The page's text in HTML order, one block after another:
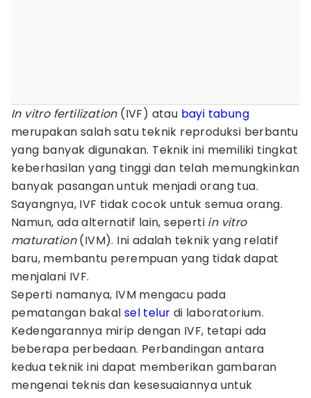
In vitro fertilization(IVF) atau bayi tabung
merupakan salah satu teknik reproduksi berbantu
yang banyak digunakan. Teknik ini memiliki tingkat
keberhasilan yang tinggi dan telah memungkinkan
banyak pasangan untuk menjadi orang tua.
Sayangnya, IVF tidak cocok untuk semua orang.
Namun, ada alternatif lain, seperti in vitro
maturation(IVM). Ini adalah teknik yang relatif
baru, membantu perempuan yang tidak dapat
menjalani IVF.
Seperti namanya, IVM mengacu pada
pematangan bakal sel telur di laboratorium.
Kedengarannya mirip dengan IVF, tetapi ada
beberapa perbedaan. Perbandingan antara
kedua teknik ini dapat memberikan gambaran
mengenai teknis dan kesesuaiannya untuk